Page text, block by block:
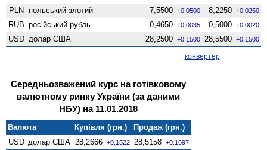
PLN польський злотий 7,5500 +0.0500 8,2250 +0.0250
RUB російський рубль 0,4650 +0.0035 0,5000 +0.0020
USD долар США 28,2500 +0.1500 28,5500 +0.1500
конвертер
Середньозважений курс на готівковому
валютному ринку України (за даними
НБУ) на 11.01.2018
Валюта Купівля (грн.)
Продаж (грн.)
USD долар США 28,2666 +0.1522 28,5158 +0.1697